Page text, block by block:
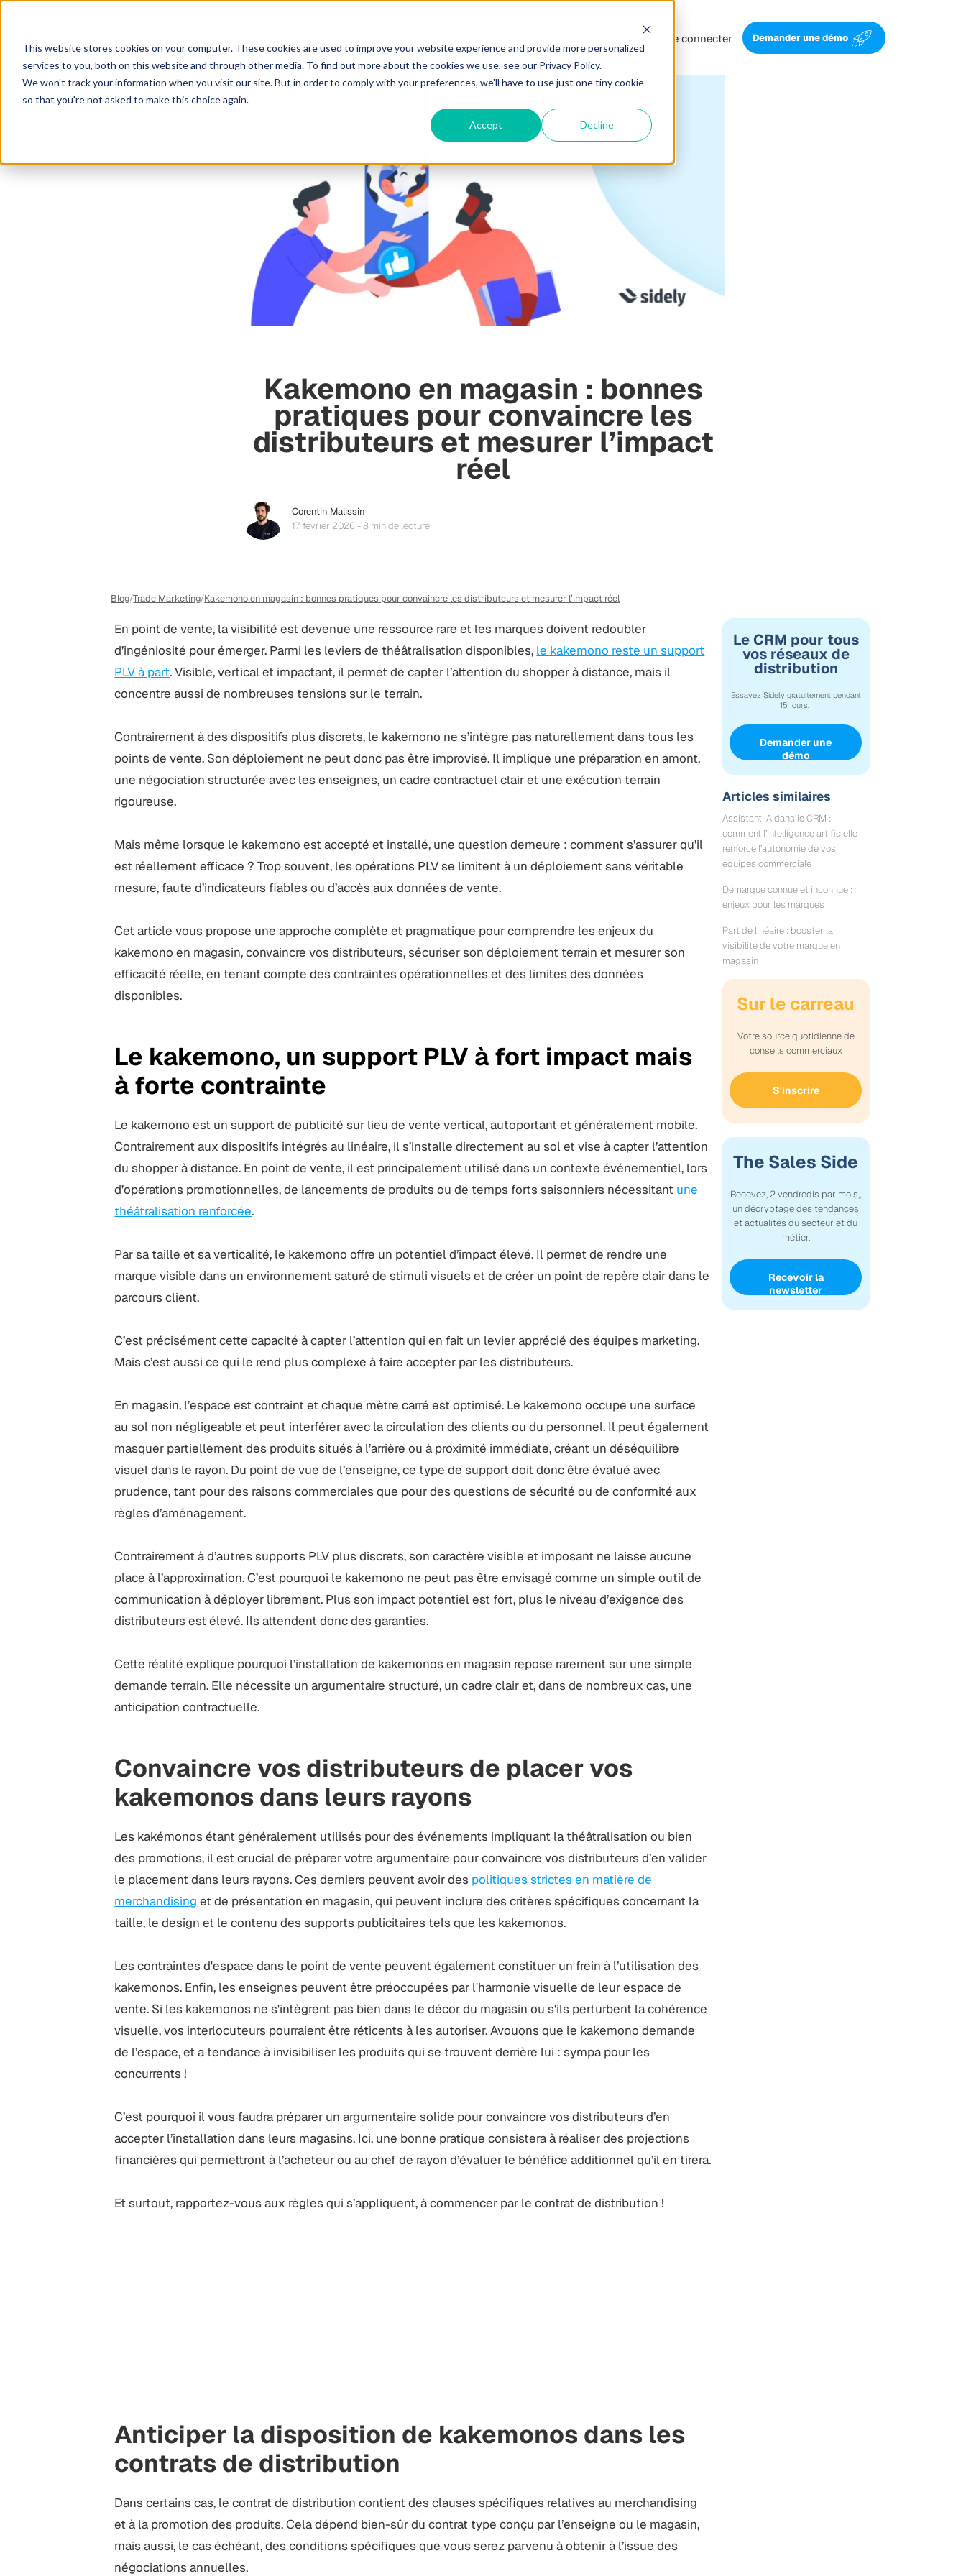
This website stores cookies on your computer. These cookies are used to improve your website experience and provide more personalized
services to you, both on this website and through other media. To find out more about the cookies we use, see our Privacy Policy.
We won't track your information when you visit our site. But in order to comply with your preferences, we'll have to use just one tiny cookie
so that you're not asked to make this choice again.
Accept Decline
Se connecter Demander une démo
Kakemono en magasin : bonnes
pratiques pour convaincre les
distributeurs et mesurer l’impact
réel
Corentin Malissin
17 février 2026 - 8 min de lecture
Blog/Trade Marketing/Kakemono en magasin : bonnes pratiques pour convaincre les distributeurs et mesurer l’impact réel
En point de vente, la visibilité est devenue une ressource rare et les marques doivent redoubler
d’ingéniosité pour émerger. Parmi les leviers de théâtralisation disponibles, le kakemono reste un support
PLV à part. Visible, vertical et impactant, il permet de capter l’attention du shopper à distance, mais il
concentre aussi de nombreuses tensions sur le terrain.
Contrairement à des dispositifs plus discrets, le kakemono ne s’intègre pas naturellement dans tous les
points de vente. Son déploiement ne peut donc pas être improvisé. Il implique une préparation en amont,
une négociation structurée avec les enseignes, un cadre contractuel clair et une exécution terrain
rigoureuse.
Mais même lorsque le kakemono est accepté et installé, une question demeure : comment s’assurer qu’il
est réellement efficace ? Trop souvent, les opérations PLV se limitent à un déploiement sans véritable
mesure, faute d’indicateurs fiables ou d’accès aux données de vente.
Cet article vous propose une approche complète et pragmatique pour comprendre les enjeux du
kakemono en magasin, convaincre vos distributeurs, sécuriser son déploiement terrain et mesurer son
efficacité réelle, en tenant compte des contraintes opérationnelles et des limites des données
disponibles.
Le kakemono, un support PLV à fort impact mais
à forte contrainte
Le kakemono est un support de publicité sur lieu de vente vertical, autoportant et généralement mobile.
Contrairement aux dispositifs intégrés au linéaire, il s’installe directement au sol et vise à capter l’attention
du shopper à distance. En point de vente, il est principalement utilisé dans un contexte événementiel, lors
d’opérations promotionnelles, de lancements de produits ou de temps forts saisonniers nécessitant une
théâtralisation renforcée.
Par sa taille et sa verticalité, le kakemono offre un potentiel d’impact élevé. Il permet de rendre une
marque visible dans un environnement saturé de stimuli visuels et de créer un point de repère clair dans le
parcours client.
C’est précisément cette capacité à capter l’attention qui en fait un levier apprécié des équipes marketing.
Mais c’est aussi ce qui le rend plus complexe à faire accepter par les distributeurs.
En magasin, l’espace est contraint et chaque mètre carré est optimisé. Le kakemono occupe une surface
au sol non négligeable et peut interférer avec la circulation des clients ou du personnel. Il peut également
masquer partiellement des produits situés à l’arrière ou à proximité immédiate, créant un déséquilibre
visuel dans le rayon. Du point de vue de l’enseigne, ce type de support doit donc être évalué avec
prudence, tant pour des raisons commerciales que pour des questions de sécurité ou de conformité aux
règles d’aménagement.
Contrairement à d’autres supports PLV plus discrets, son caractère visible et imposant ne laisse aucune
place à l’approximation. C’est pourquoi le kakemono ne peut pas être envisagé comme un simple outil de
communication à déployer librement. Plus son impact potentiel est fort, plus le niveau d’exigence des
distributeurs est élevé. Ils attendent donc des garanties.
Cette réalité explique pourquoi l’installation de kakemonos en magasin repose rarement sur une simple
demande terrain. Elle nécessite un argumentaire structuré, un cadre clair et, dans de nombreux cas, une
anticipation contractuelle.
Convaincre vos distributeurs de placer vos
kakemonos dans leurs rayons
Les kakémonos étant généralement utilisés pour des événements impliquant la théâtralisation ou bien
des promotions, il est crucial de préparer votre argumentaire pour convaincre vos distributeurs d’en valider
le placement dans leurs rayons. Ces derniers peuvent avoir des politiques strictes en matière de
merchandising et de présentation en magasin, qui peuvent inclure des critères spécifiques concernant la
taille, le design et le contenu des supports publicitaires tels que les kakemonos.
Les contraintes d'espace dans le point de vente peuvent également constituer un frein à l’utilisation des
kakemonos. Enfin, les enseignes peuvent être préoccupées par l'harmonie visuelle de leur espace de
vente. Si les kakemonos ne s'intègrent pas bien dans le décor du magasin ou s'ils perturbent la cohérence
visuelle, vos interlocuteurs pourraient être réticents à les autoriser. Avouons que le kakemono demande
de l’espace, et a tendance à invisibiliser les produits qui se trouvent derrière lui : sympa pour les
concurrents !
C’est pourquoi il vous faudra préparer un argumentaire solide pour convaincre vos distributeurs d’en
accepter l’installation dans leurs magasins. Ici, une bonne pratique consistera à réaliser des projections
financières qui permettront à l’acheteur ou au chef de rayon d’évaluer le bénéfice additionnel qu’il en tirera.
Et surtout, rapportez-vous aux règles qui s’appliquent, à commencer par le contrat de distribution !
Anticiper la disposition de kakemonos dans les
contrats de distribution
Dans certains cas, le contrat de distribution contient des clauses spécifiques relatives au merchandising
et à la promotion des produits. Cela dépend bien-sûr du contrat type conçu par l’enseigne ou le magasin,
mais aussi, le cas échéant, des conditions spécifiques que vous serez parvenu à obtenir à l’issue des
négociations annuelles.
Le CRM pour tous
vos réseaux de
distribution
Essayez Sidely gratuitement pendant
15 jours.
Demander une
démo
Articles similaires
Assistant IA dans le CRM :
comment l’intelligence artificielle
renforce l’autonomie de vos
équipes commerciale
Démarque connue et inconnue :
enjeux pour les marques
Part de linéaire : booster la
visibilité de votre marque en
magasin
Sur le carreau
Votre source quotidienne de
conseils commerciaux
S'inscrire
The Sales Side
Recevez, 2 vendredis par mois,,
un décryptage des tendances
et actualités du secteur et du
métier.
Recevoir la
newsletter